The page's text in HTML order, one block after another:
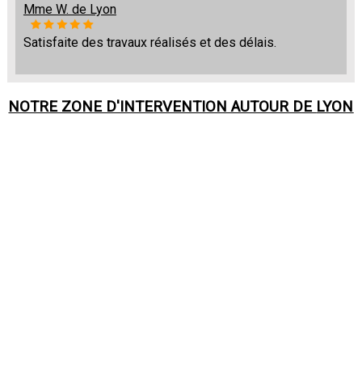
Mme W. de Lyon
Satisfaite des travaux réalisés et des délais.
NOTRE ZONE D'INTERVENTION AUTOUR DE LYON